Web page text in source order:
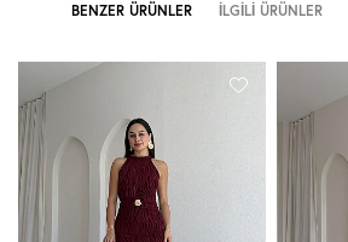
BENZER ÜRÜNLER İLGILI ÜRÜNLER